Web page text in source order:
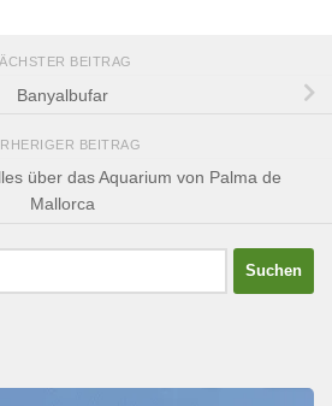
BEITRAG
Banyalbufar
BEITRAG
über das Aquarium von Palma de
Mallorca